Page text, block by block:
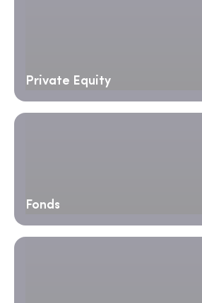
Private Equity
Fonds